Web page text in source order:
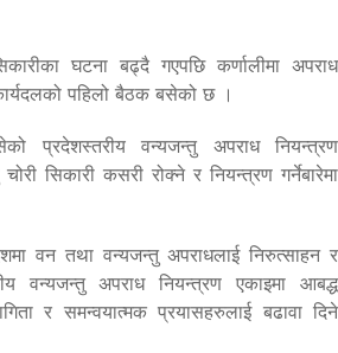
घटना बढ्दै गएपछि कर्णालीमा अपराध
पहिलो बैठक बसेको छ ।
प्रदेशस्तरीय वन्यजन्तु अपराध नियन्त्रण
सिकारी कसरी रोक्ने र नियन्त्रण गर्नेबारेमा
वन तथा वन्यजन्तु अपराधलाई निरुत्साहन र
वन्यजन्तु अपराध नियन्त्रण एकाइमा आबद्ध
र समन्वयात्मक प्रयासहरुलाई बढावा दिने